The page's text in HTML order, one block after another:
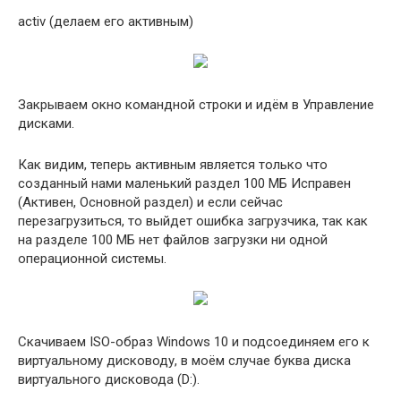
activ (делаем его активным)
Закрываем окно командной строки и идём в Управление
дисками.
Как видим, теперь активным является только что
созданный нами маленький раздел 100 МБ Исправен
(Активен, Основной раздел) и если сейчас
перезагрузиться, то выйдет ошибка загрузчика, так как
на разделе 100 МБ нет файлов загрузки ни одной
операционной системы.
Скачиваем ISO-образ Windows 10 и подсоединяем его к
виртуальному дисководу, в моём случае буква диска
виртуального дисковода (D:).